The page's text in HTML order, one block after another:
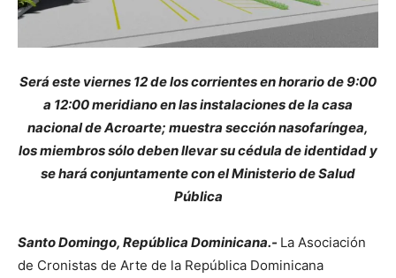
Será este viernes 12 de los corrientes en horario de 9:00
a 12:00 meridiano en las instalaciones de la casa
nacional de Acroarte; muestra sección nasofaríngea,
los miembros sólo deben llevar su cédula de identidad y
se hará conjuntamente con el Ministerio de Salud
Pública
Santo Domingo, República Dominicana.- La Asociación
de Cronistas de Arte de la República Dominicana